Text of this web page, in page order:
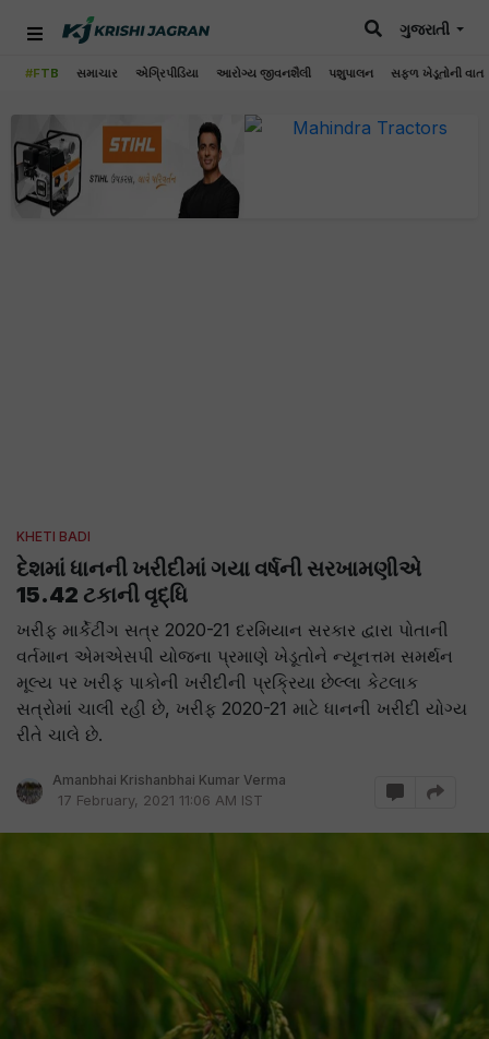
#FTB સમાચાર એગ્રિપીડિયા આરોગ્ય જીવનશૈલી પશુપાલન સફળ ખેડૂતોની વાત
ગુજરાતી
KHETI BADI
દેશમાં ધાનની ખરીદીમાં ગયા વર્ષની સરખામણીએ
15.42 ટકાની વૃદ્ધિ
ખરીફ માર્કેટીંગ સત્ર 2020-21 દરમિયાન સરકાર દ્વારા પોતાની
વર્તમાન એમએસપી યોજના પ્રમાણે ખેડૂતોને ન્યૂનત્તમ સમર્થન
મૂલ્ય પર ખરીફ પાકોની ખરીદીની પ્રક્રિયા છેલ્લા કેટલાક
સત્રોમાં ચાલી રહી છે, ખરીફ 2020-21 માટે ધાનની ખરીદી યોગ્ય
રીતે ચાલે છે.
Amanbhai Krishanbhai Kumar Verma
17 February, 2021 11:06 AM IST